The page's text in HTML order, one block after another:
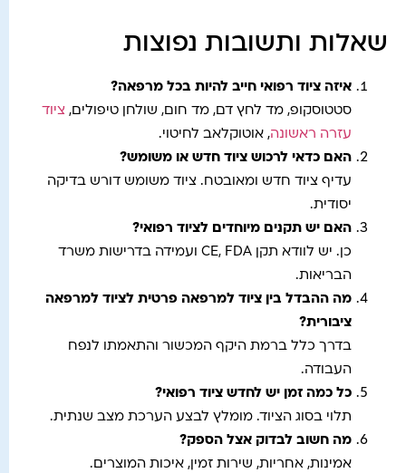
שאלות ותשובות נפוצות
איזה ציוד רפואי חייב להיות בכל מרפאה?
סטטוסקופ, מד לחץ דם, מד חום, שולחן טיפולים, ציוד
עזרה ראשונה, אוטוקלאב לחיטוי.
האם כדאי לרכוש ציוד חדש או משומש?
עדיף ציוד חדש ומאובטח. ציוד משומש דורש בדיקה
יסודית.
האם יש תקנים מיוחדים לציוד רפואי?
כן. יש לוודא תקן CE, FDA ועמידה בדרישות משרד
הבריאות.
מה ההבדל בין ציוד למרפאה פרטית לציוד למרפאה
ציבורית?
בדרך כלל ברמת היקף המכשור והתאמתו לנפח
העבודה.
כל כמה זמן יש לחדש ציוד רפואי?
תלוי בסוג הציוד. מומלץ לבצע הערכת מצב שנתית.
מה חשוב לבדוק אצל הספק?
אמינות, אחריות, שירות זמין, איכות המוצרים.